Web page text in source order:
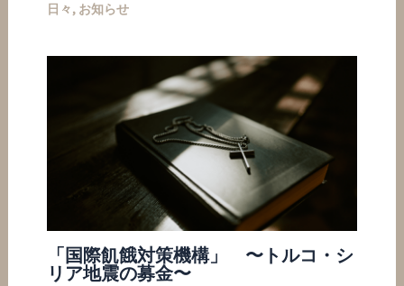
日々, お知らせ
「国際飢餓対策機構」 〜トルコ・シ
リア地震の募金〜